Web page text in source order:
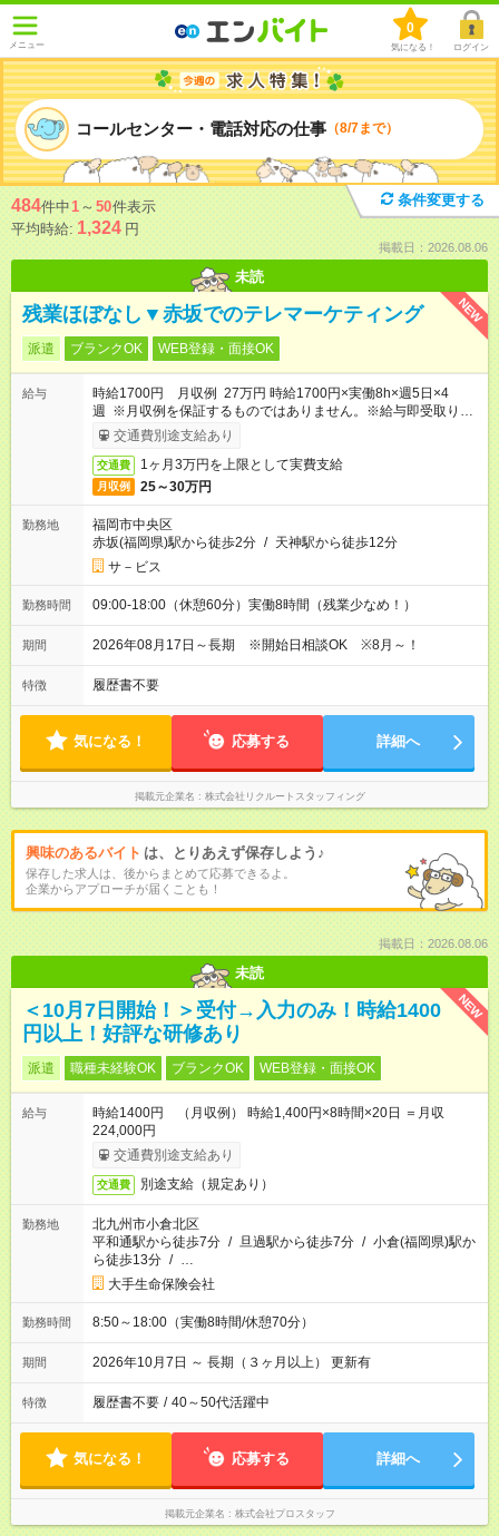
メニュー
0
気になる！ ログイン
コールセンター・電話対応の仕事 （8/7まで）
条件変更する
484件中1 ～ 50件表示
平均時給: 1,324 円
掲載日：2026.08.06
未読
NEW
残業ほぼなし▼赤坂でのテレマーケティング
派遣 ブランクOK WEB登録・面接OK
給与
時給1700円 月収例 27万円 時給1700円×実働8h×週5日×4
週 ※月収例を保証するものではありません。※給与即受取りサ
ービス利用可（利用条件有）
交通費別途支給あり
交通費 1ヶ月3万円を上限として実費支給
月収例 25～30万円
勤務地
福岡市中央区
赤坂(福岡県)駅から徒歩2分 / 天神駅から徒歩12分
サ－ビス
勤務時間 09:00-18:00（休憩60分）実働8時間（残業少なめ！）
期間 2026年08月17日～長期 ※開始日相談OK ※8月～！
特徴 履歴書不要
気になる！ 応募する 詳細へ
掲載元企業名 株式会社リクルートスタッフィング
興味のあるバイト は、とりあえず保存しよう♪
保存した求人は、後からまとめて応募できるよ。
企業からアプローチが届くことも！
掲載日：2026.08.06
未読
NEW
＜10月7日開始！＞受付→入力のみ！時給1400
円以上！好評な研修あり
派遣 職種未経験OK ブランクOK WEB登録・面接OK
給与
時給1400円 （月収例） 時給1,400円×8時間×20日 ＝月収
224,000円
交通費別途支給あり
交通費 別途支給（規定あり）
勤務地
北九州市小倉北区
平和通駅から徒歩7分 / 旦過駅から徒歩7分 / 小倉(福岡県)駅か
ら徒歩13分 / …
大手生命保険会社
勤務時間 8:50～18:00（実働8時間/休憩70分）
期間 2026年10月7日 ～ 長期（３ヶ月以上） 更新有
特徴 履歴書不要 / 40～50代活躍中
気になる！ 応募する 詳細へ
掲載元企業名 株式会社プロスタッフ